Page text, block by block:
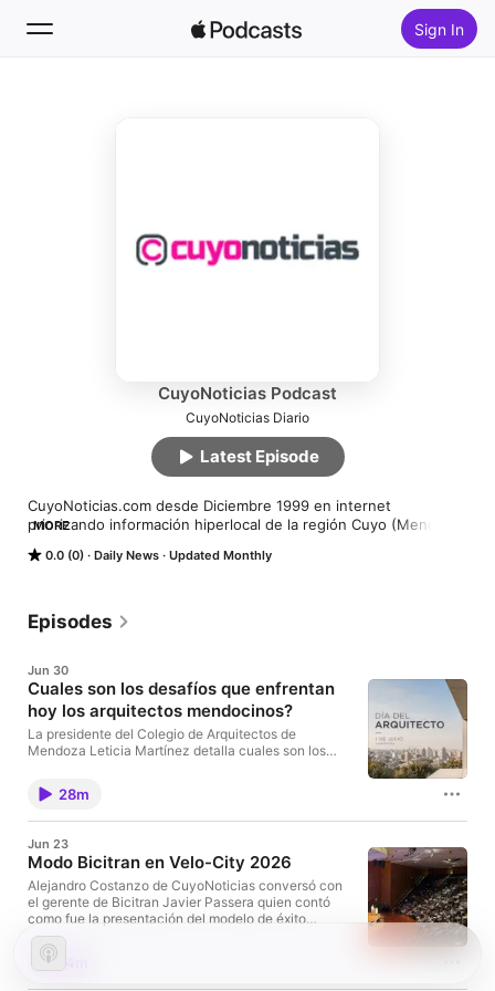
Sign In
Top Charts
CuyoNoticias Podcast
CuyoNoticias Diario
0.0 (0) Daily News Updated Monthly
CuyoNoticias.com desde Diciembre 1999 en internet
priorizando información hiperlocal de la región Cuyo (Mendoza,
MORE
Latest Episode
Episodes
Jun 30
Cuales son los desafíos que enfrentan
hoy los arquitectos mendocinos?
La presidente del Colegio de Arquitectos de
Mendoza Leticia Martínez detalla cuales son los
como base de una reflexión colectiva a raiz de
celebrarse el dia del arquitecto el próximo 1 de julio
que es una jornada dedicada a reconocer la labor de
Argentina en conmemoración de la creación de la
Unión Internacional de Arquitectos (UIA)
28m
Jun 23
Modo Bicitran en Velo-City 2026
Alejandro Costanzo de CuyoNoticias conversó con
el gerente de Bicitran Javier Passera quien contó
como fue la presentación del modelo de éxito
Bicitran de Mendoza en Velo-City 2025 finalizado
hace pocos dias en la ciudad italiana de Rimini. Esto
nos dijo.